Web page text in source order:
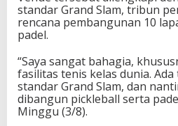
u
e
n
i
s
K
standar Grand Slam, tribun
rencana pembangunan 10
padel.
“Saya sangat bahagia,
fasilitas tenis kelas dunia.
standar Grand Slam, dan
dibangun pickleball serta
Minggu (3/8).